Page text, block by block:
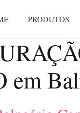
PRODUTOS
em